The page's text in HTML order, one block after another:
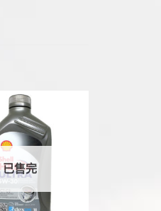
已售完